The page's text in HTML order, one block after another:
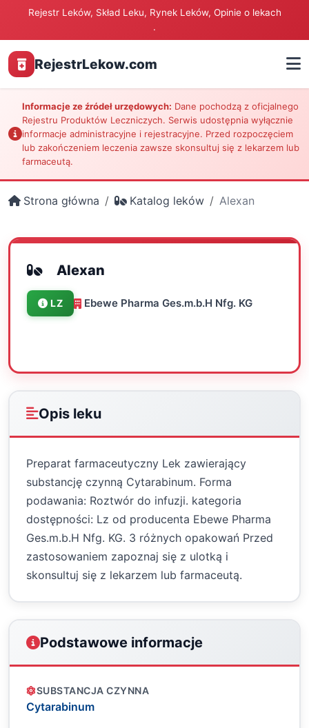
Rejestr Leków, Skład Leku, Rynek Leków, Opinie o lekach
.
RejestrLekow.com
Informacje ze źródeł urzędowych: Dane pochodzą z oficjalnego
Rejestru Produktów Leczniczych. Serwis udostępnia wyłącznie
informacje administracyjne i rejestracyjne. Przed rozpoczęciem
lub zakończeniem leczenia zawsze skonsultuj się z lekarzem lub
farmaceutą.
Strona główna Katalog leków Alexan
Alexan
LZ Ebewe Pharma Ges.m.b.H Nfg. KG
Opis leku
Preparat farmaceutyczny Lek zawierający
substancję czynną Cytarabinum. Forma
podawania: Roztwór do infuzji. kategoria
dostępności: Lz od producenta Ebewe Pharma
Ges.m.b.H Nfg. KG. 3 różnych opakowań Przed
zastosowaniem zapoznaj się z ulotką i
skonsultuj się z lekarzem lub farmaceutą.
Podstawowe informacje
SUBSTANCJA CZYNNA
Cytarabinum